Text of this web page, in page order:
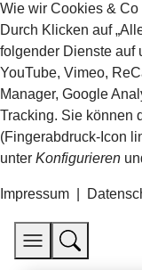
Wie wir Cookies & Co
Durch Klicken auf
folgender Dienste auf
YouTube, Vimeo,
Manager, Google
Tracking. Sie können
(Fingerabdruck-Icon
unter Konfigurieren
Impressum